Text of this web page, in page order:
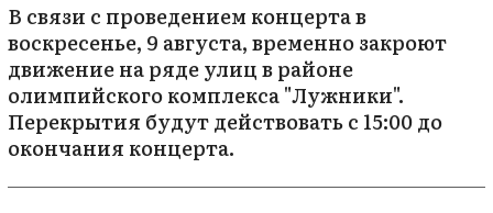
В связи с проведением концерта в
воскресенье, 9 августа, временно закроют
движение на ряде улиц в районе
олимпийского комплекса "Лужники".
Перекрытия будут действовать с 15:00 до
окончания концерта.